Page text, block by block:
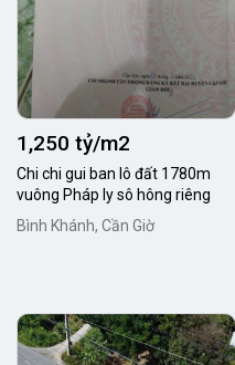
1,250 tỷ/m2
Chi chi gui ban lô đất 1780m
vuông Pháp ly sô hông riêng
Bình Khánh, Cần Giờ